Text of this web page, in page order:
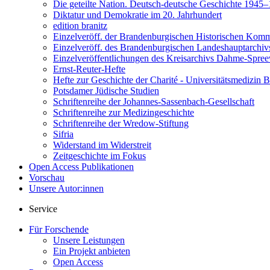
Die geteilte Nation. Deutsch-deutsche Geschichte
Diktatur und Demokratie im 20. Jahrhundert
edition branitz
Einzelveröff. der Brandenburgischen Historischen
Einzelveröff. des Brandenburgischen
Einzelveröffentlichungen des Kreisarchivs Dahme-
Ernst-Reuter-Hefte
Hefte zur Geschichte der Charité - Universitätsmedizin
Potsdamer Jüdische Studien
Schriftenreihe der Johannes-Sassenbach-Gesellschaft
Schriftenreihe zur Medizingeschichte
Schriftenreihe der Wredow-Stiftung
Sifria
Widerstand im Widerstreit
Zeitgeschichte im Fokus
Open Access Publikationen
Vorschau
Unsere Autor:innen
Service
Für Forschende
Unsere Leistungen
Ein Projekt anbieten
Open Access